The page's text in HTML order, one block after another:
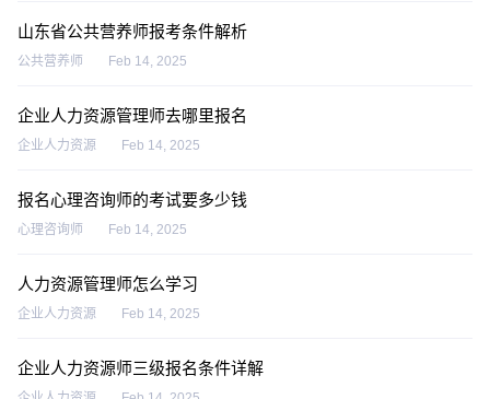
山东省公共营养师报考条件解析
公共营养师 Feb 14, 2025
企业人力资源管理师去哪里报名
企业人力资源 Feb 14, 2025
报名心理咨询师的考试要多少钱
心理咨询师 Feb 14, 2025
人力资源管理师怎么学习
企业人力资源 Feb 14, 2025
企业人力资源师三级报名条件详解